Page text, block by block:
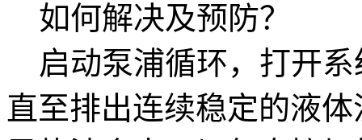
如何解决及预防？
启动泵浦循环，打开系
直至排出连续稳定的液